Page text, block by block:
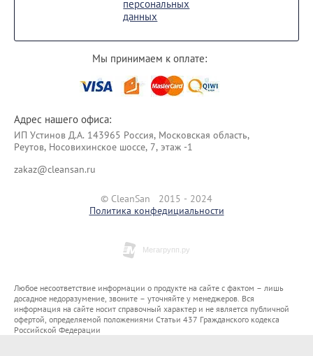
персональных
данных
Мы принимаем к оплате:
Адрес нашего офиса:
ИП Уcтинoв Д.А. 143965 Россия, Московская область,
Реутов, Носовихинское шоссе, 7, этаж -1
zakaz@cleansan.ru
© CleanSan 2015 - 2024
Политика конфедициальности
Любое несоответствие информации о продукте на сайте с фактом – лишь
досадное недоразумение, звоните – уточняйте у менеджеров. Вся
информация на сайте носит справочный характер и не является публичной
офертой, определяемой положениями Статьи 437 Гражданского кодекса
Российской Федерации